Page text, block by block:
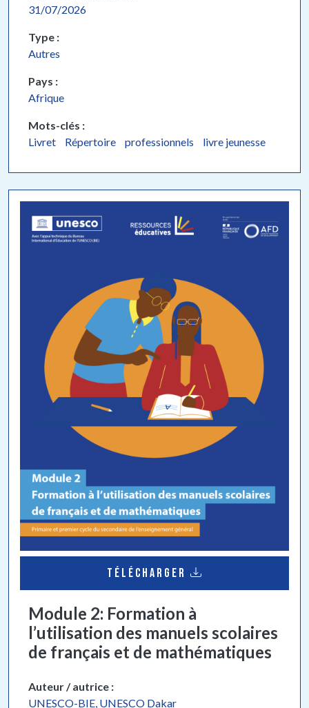
31/07/2026
Type
Autres
Pays
Afrique
Mots-clés
Livret
Répertoire professionnels livre jeunesse
TÉLÉCHARGER
Module 2: Formation à
l’utilisation des manuels scolaires
de français et de mathématiques
Auteur / autrice
UNESCO-BIE, UNESCO Dakar